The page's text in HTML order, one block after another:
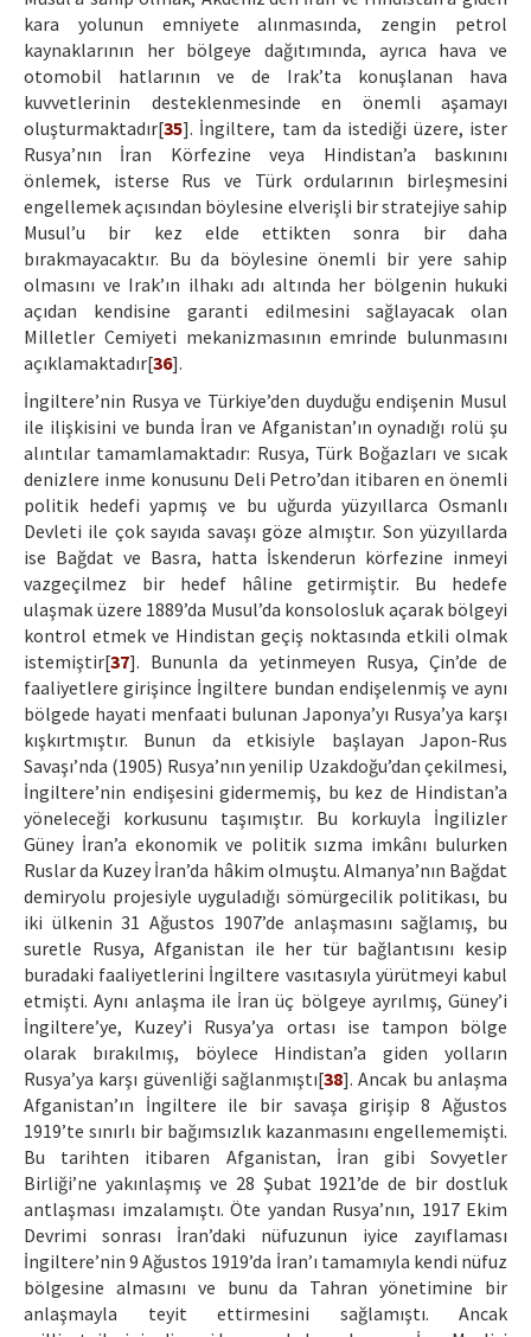
kara yolunun emniyete alınmasında, zengin petrol
kaynaklarının her bölgeye dağıtımında, ayrıca hava ve
otomobil hatlarının ve de Irak’ta konuşlanan hava
kuvvetlerinin desteklenmesinde en önemli aşamayı
oluşturmaktadır[35]. İngiltere, tam da istediği üzere, ister
Rusya’nın İran Körfezine veya Hindistan’a baskınını
önlemek, isterse Rus ve Türk ordularının birleşmesini
engellemek açısından böylesine elverişli bir stratejiye sahip
Musul’u bir kez elde ettikten sonra bir daha
bırakmayacaktır. Bu da böylesine önemli bir yere sahip
olmasını ve Irak’ın ilhakı adı altında her bölgenin hukuki
açıdan kendisine garanti edilmesini sağlayacak olan
Milletler Cemiyeti mekanizmasının emrinde bulunmasını
açıklamaktadır[36].
İngiltere’nin Rusya ve Türkiye’den duyduğu endişenin Musul
ile ilişkisini ve bunda İran ve Afganistan’ın oynadığı rolü şu
alıntılar tamamlamaktadır: Rusya, Türk Boğazları ve sıcak
denizlere inme konusunu Deli Petro’dan itibaren en önemli
politik hedefi yapmış ve bu uğurda yüzyıllarca Osmanlı
Devleti ile çok sayıda savaşı göze almıştır. Son yüzyıllarda
ise Bağdat ve Basra, hatta İskenderun körfezine inmeyi
vazgeçilmez bir hedef hâline getirmiştir. Bu hedefe
ulaşmak üzere 1889’da Musul’da konsolosluk açarak bölgeyi
kontrol etmek ve Hindistan geçiş noktasında etkili olmak
istemiştir[37]. Bununla da yetinmeyen Rusya, Çin’de de
faaliyetlere girişince İngiltere bundan endişelenmiş ve aynı
bölgede hayati menfaati bulunan Japonya’yı Rusya’ya karşı
kışkırtmıştır. Bunun da etkisiyle başlayan Japon-Rus
Savaşı’nda (1905) Rusya’nın yenilip Uzakdoğu’dan çekilmesi,
İngiltere’nin endişesini gidermemiş, bu kez de Hindistan’a
yöneleceği korkusunu taşımıştır. Bu korkuyla İngilizler
Güney İran’a ekonomik ve politik sızma imkânı bulurken
Ruslar da Kuzey İran’da hâkim olmuştu. Almanya’nın Bağdat
demiryolu projesiyle uyguladığı sömürgecilik politikası, bu
iki ülkenin 31 Ağustos 1907’de anlaşmasını sağlamış, bu
suretle Rusya, Afganistan ile her tür bağlantısını kesip
buradaki faaliyetlerini İngiltere vasıtasıyla yürütmeyi kabul
etmişti. Aynı anlaşma ile İran üç bölgeye ayrılmış, Güney’i
İngiltere’ye, Kuzey’i Rusya’ya ortası ise tampon bölge
olarak bırakılmış, böylece Hindistan’a giden yolların
Rusya’ya karşı güvenliği sağlanmıştı[38]. Ancak bu anlaşma
Afganistan’ın İngiltere ile bir savaşa girişip 8 Ağustos
1919’te sınırlı bir bağımsızlık kazanmasını engellememişti.
Bu tarihten itibaren Afganistan, İran gibi Sovyetler
Birliği’ne yakınlaşmış ve 28 Şubat 1921’de de bir dostluk
antlaşması imzalamıştı. Öte yandan Rusya’nın, 1917 Ekim
Devrimi sonrası İran’daki nüfuzunun iyice zayıflaması
İngiltere’nin 9 Ağustos 1919’da İran’ı tamamıyla kendi nüfuz
bölgesine almasını ve bunu da Tahran yönetimine bir
anlaşmayla teyit ettirmesini sağlamıştı. Ancak